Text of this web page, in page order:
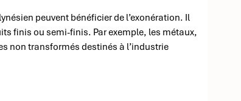
peuvent bénéficier de l’exonération. Il
finis ou semi-finis. Par exemple, les métaux,
non transformés destinés à l’industrie